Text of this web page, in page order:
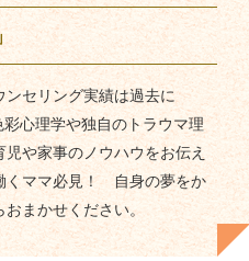
セリング実績は過去に
心理学や独自のトラウマ理
や家事のノウハウをお伝え
くママ必見！ 自身の夢をか
まかせください。